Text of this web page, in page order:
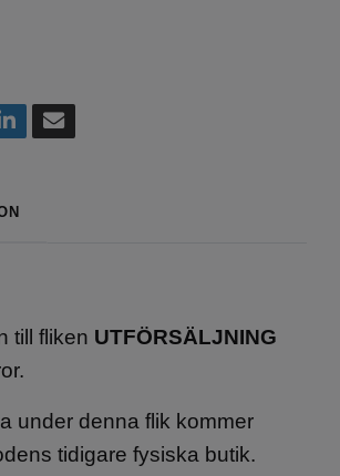
till fliken UTFÖRSÄLJNING
under denna flik kommer
tidigare fysiska butik.